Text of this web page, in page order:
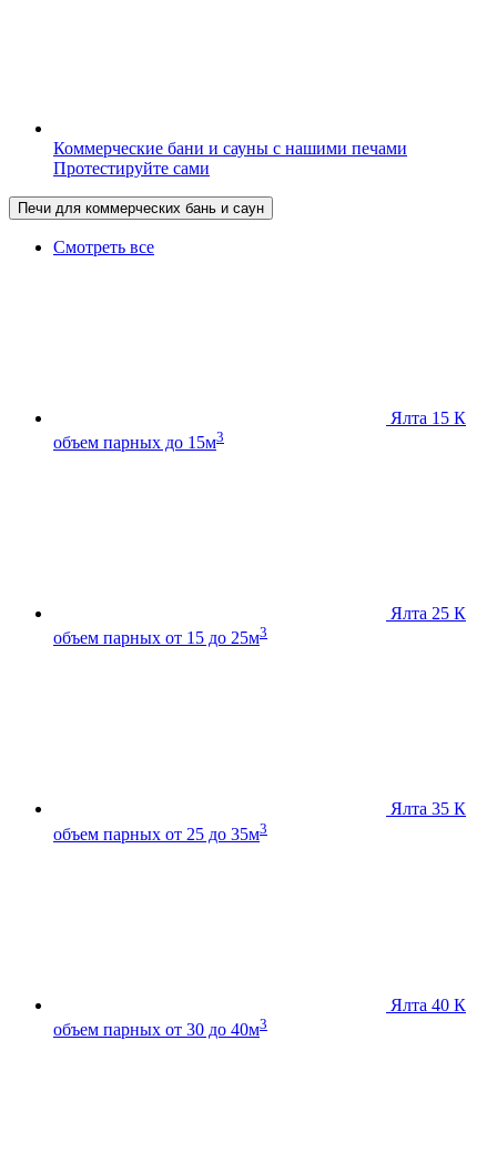
Коммерческие бани и сауны с нашими печами
Протестируйте сами
Печи для коммерческих бань и саун
Смотреть все
Ялта 15 К
объем парных до 15м3
Ялта 25 К
объем парных от 15 до 25м3
Ялта 35 К
объем парных от 25 до 35м3
Ялта 40 К
объем парных от 30 до 40м3